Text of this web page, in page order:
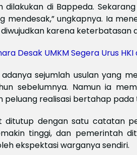
dilakukan di Bappeda.
mendesak,” ungkapnya. Ia
karena keterbatasan
Desak UMKM Segera Urus
sejumlah usulan yang
sebelumnya. Namun ia
realisasi bertahap pada
ditutup dengan satu catatan
tinggi, dan pemerintah
ekspektasi warganya sendiri.